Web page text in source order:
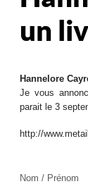
un
Hannelore
Je vous
parait le 3
http://
Nom / Prénom